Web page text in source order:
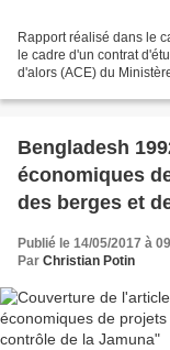
Rapport réalisé dans le
le cadre d'un contrat
d'alors (ACE) du
Bengladesh
économiques
des berges et
Publié le 14/05/2017 à
Par Christian Potin